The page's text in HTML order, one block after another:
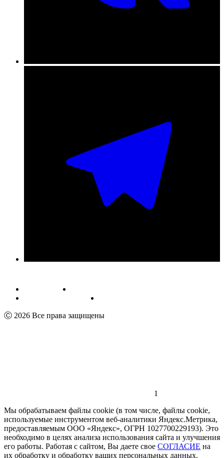
Публичная оферта
Пользовательское соглашение
Ⓒ 2026 Все права защищены
1
Мы обрабатываем файлы cookie (в том числе, файлы cookie,
используемые инструментом веб-аналитики Яндекс.Метрика,
предоставляемым ООО «Яндекс», ОГРН 1027700229193). Это
необходимо в целях анализа использования сайта и улучшения
его работы. Работая с сайтом, Вы даете свое СОГЛАСИЕ на
их обработку и обработку ваших персональных данных.